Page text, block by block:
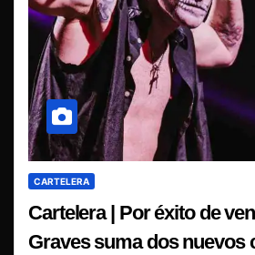
CARTELERA
Cartelera | Por éxito de
Graves suma dos nuevos